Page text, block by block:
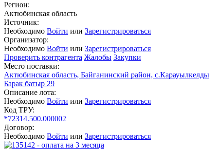
Регион:
Актюбинская область
Источник:
Необходимо Войти или Зарегистрироваться
Организатор:
Необходимо Войти или Зарегистрироваться
Проверить контрагента Жалобы Закупки
Место поставки:
Актюбинская область, Байганинский район, с.Карауылкелды
Барак батыр 29
Описание лота:
Необходимо Войти или Зарегистрироваться
Код ТРУ:
*72314.500.000002
Договор:
Необходимо Войти или Зарегистрироваться